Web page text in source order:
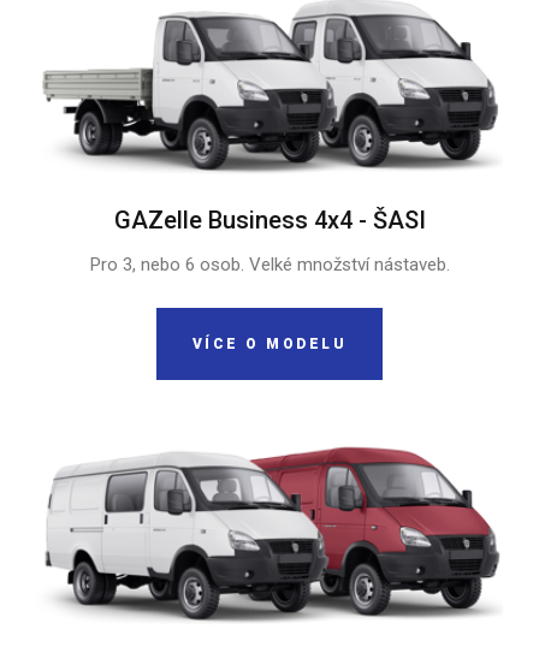
GAZelle Business 4x4 - ŠASI
Pro 3, nebo 6 osob. Velké množství nástaveb.
VÍCE O MODELU